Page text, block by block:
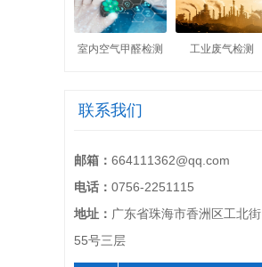
室内空气甲醛检测 工业废气检测
联系我们
邮箱： 664111362@qq.com
电话： 0756-2251115
地址： 广东省珠海市香洲区工北街
55号三层